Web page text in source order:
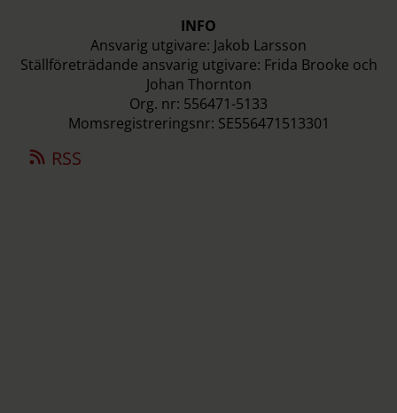
INFO
Ansvarig utgivare: Jakob Larsson
Ställföreträdande ansvarig utgivare: Frida Brooke och
Johan Thornton
Org. nr: 556471-5133
Momsregistreringsnr: SE556471513301
RSS